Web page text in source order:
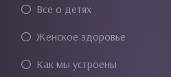
Все о детях
Женское здоровье
Как мы устроены